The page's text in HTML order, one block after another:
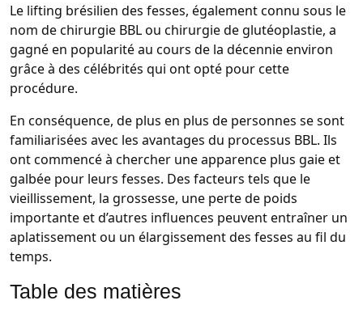
Le lifting brésilien des fesses, également connu sous le
nom de chirurgie BBL ou chirurgie de glutéoplastie, a
gagné en popularité au cours de la décennie environ
grâce à des célébrités qui ont opté pour cette
procédure.
En conséquence, de plus en plus de personnes se sont
familiarisées avec les avantages du processus BBL. Ils
ont commencé à chercher une apparence plus gaie et
galbée pour leurs fesses. Des facteurs tels que le
vieillissement, la grossesse, une perte de poids
importante et d’autres influences peuvent entraîner un
aplatissement ou un élargissement des fesses au fil du
temps.
Table des matières